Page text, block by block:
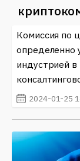
Комиссия по
определенно
индустрией
2024-01-25